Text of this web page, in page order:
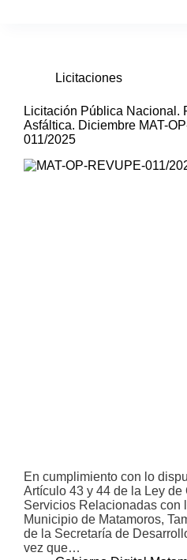
Licitaciones
Licitación Pública Nacional.
Asfáltica. Diciembre MAT-
011/2025
En cumplimiento con lo
Artículo 43 y 44 de la Ley de
Servicios Relacionadas con
Municipio de Matamoros,
de la Secretaría de
vez que…